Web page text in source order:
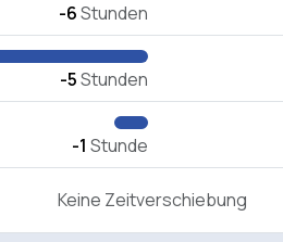
-6Stunden
-5Stunden
-1 Stunde
Keine Zeitverschiebung